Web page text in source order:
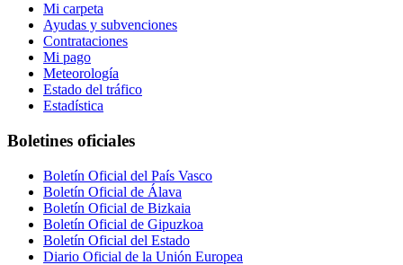
Mi carpeta
Ayudas y subvenciones
Contrataciones
Mi pago
Meteorología
Estado del tráfico
Estadística
Boletines oficiales
Boletín Oficial del País Vasco
Boletín Oficial de Álava
Boletín Oficial de Bizkaia
Boletín Oficial de Gipuzkoa
Boletín Oficial del Estado
Diario Oficial de la Unión Europea